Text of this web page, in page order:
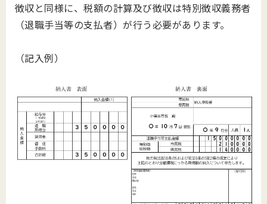
徴収と同様に、税額の計算及び徴収は特別徴収義務者
（退職手当等の支払者）が行う必要があります。
（記入例）